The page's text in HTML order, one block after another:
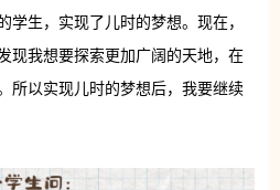
学生，实现了儿时的梦想。现在，
现我想要探索更加广阔的天地，在
所以实现儿时的梦想后，我要继续